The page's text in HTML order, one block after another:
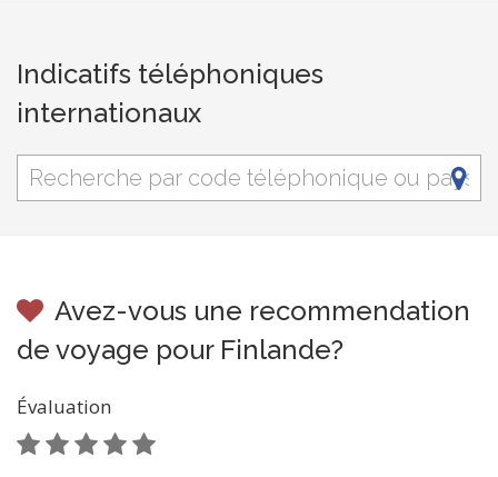
Indicatifs téléphoniques
internationaux
Avez-vous une recommendation
de voyage pour Finlande?
Évaluation